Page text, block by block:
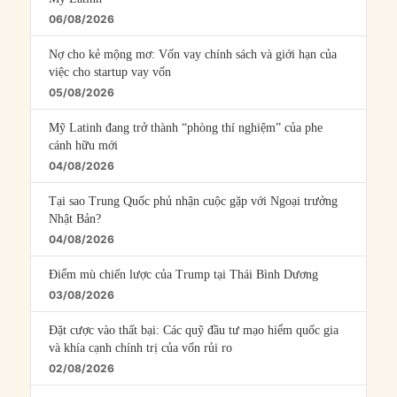
06/08/2026
Nợ cho kẻ mộng mơ: Vốn vay chính sách và giới hạn của
việc cho startup vay vốn
05/08/2026
Mỹ Latinh đang trở thành “phòng thí nghiệm” của phe
cánh hữu mới
04/08/2026
Tại sao Trung Quốc phủ nhận cuộc gặp với Ngoại trưởng
Nhật Bản?
04/08/2026
Điểm mù chiến lược của Trump tại Thái Bình Dương
03/08/2026
Đặt cược vào thất bại: Các quỹ đầu tư mạo hiểm quốc gia
và khía cạnh chính trị của vốn rủi ro
02/08/2026